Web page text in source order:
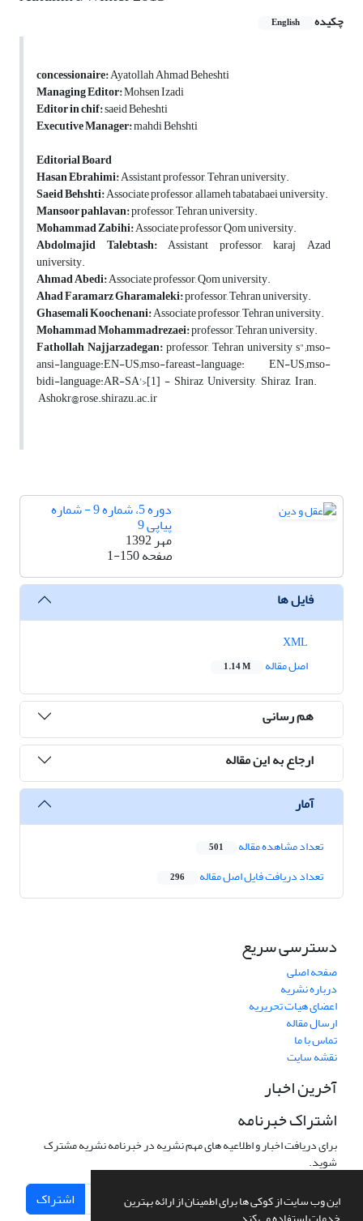
این وب سایت از کوکی ها برای اطمینان از ارائه بهترین
چکیده English
concessionaire:Ayatollah Ahmad Beheshti
Managing Editor:Mohsen Izadi
Editor in chif:saeid Beheshti
Executive Manager:mahdi Behshti
Editorial Board
Hasan Ebrahimi:Assistant professor, Tehran university.
Saeid Behshti:Associate professor, allameh tabatabaei university.
Mansoor pahlavan:professor, Tehran university.
Mohammad Zabihi:Associate professor Qom university.
Abdolmajid Talebtash:Assistant professor, karaj Azad
university.
Ahmad Abedi:Associate professor, Qom university.
Ahad Faramarz Gharamaleki:professor, Tehran university.
Ghasemali Koochenani:Associate professor, Tehran university.
Mohammad Mohammadrezaei:professor, Tehran university.
Fathollah Najjarzadegan:professor, Tehran university s";mso-
ansi-language:EN-US;mso-fareast-language: EN-US;mso-
bidi-language:AR-SA'>[1] - Shiraz University, Shiraz, Iran.
Ashokr@rose.shirazu.ac.ir
دوره 5، شماره 9 - شماره
پیاپی 9
مهر 1392
صفحه1-150
فایل ها
اصل مقاله
1.14 M
هم رسانی
ارجاع به این مقاله
آمار
تعداد مشاهده مقاله 501
تعداد دریافت فایل اصل مقاله 296
دسترسی سریع
صفحه اصلی
درباره نشریه
اعضای هیات تحریریه
ارسال مقاله
تماس با ما
نقشه سایت
آخرین اخبار
اشتراک خبرنامه
برای دریافت اخبار و اطلاعیه های مهم نشریه در خبرنامه نشریه مشترک
شوید.
اشتراک